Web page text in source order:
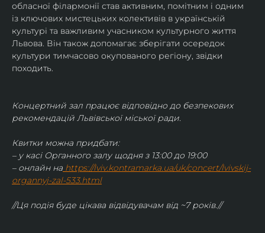
обласної філармонії став активним, помітним і одним
із ключових мистецьких колективів в українській
культурі та важливим учасником культурного життя
Львова. Він також допомагає зберігати осередок
культури тимчасово окупованого регіону, звідки
походить.
Концертний зал працює відповідно до безпекових
рекомендацій Львівської міської ради.
Квитки можна придбати:
– у касі Органного залу щодня з 13:00 до 19:00
– онлайн на https://lviv.kontramarka.ua/uk/concert/lvivskij-
organnyj-zal-533.html
//Ця подія буде цікава відвідувачам від ~7 років.//